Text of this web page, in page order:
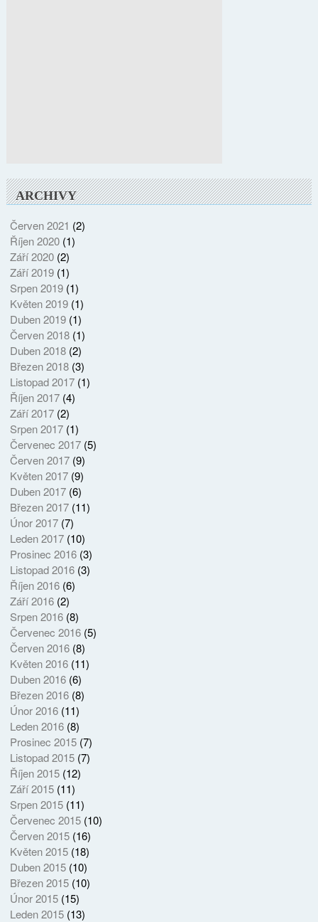
ARCHIVY
Červen 2021 (2)
Říjen 2020(1)
Září 2020(2)
Září 2019(1)
Srpen 2019(1)
Květen 2019(1)
Duben 2019(1)
Červen 2018(1)
Duben 2018(2)
Březen 2018(3)
Listopad 2017(1)
Říjen 2017(4)
Září 2017(2)
Srpen 2017(1)
Červenec 2017(5)
Červen 2017(9)
Květen 2017(9)
Duben 2017(6)
Březen 2017(11)
Únor 2017(7)
Leden 2017(10)
Prosinec 2016(3)
Listopad 2016(3)
Říjen 2016(6)
Září 2016(2)
Srpen 2016(8)
Červenec 2016(5)
Červen 2016(8)
Květen 2016(11)
Duben 2016(6)
Březen 2016(8)
Únor 2016(11)
Leden 2016(8)
Prosinec 2015(7)
Listopad 2015(7)
Říjen 2015(12)
Září 2015(11)
Srpen 2015(11)
Červenec 2015(10)
Červen 2015(16)
Květen 2015(18)
Duben 2015(10)
Březen 2015(10)
Únor 2015(15)
Leden 2015(13)